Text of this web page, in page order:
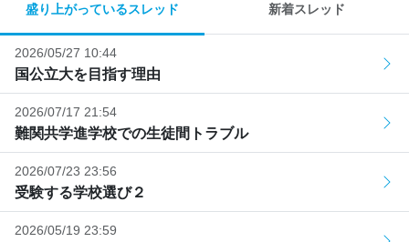
盛り上がっているスレッド 新着スレッド
2026/05/27 10:44
国公立大を目指す理由
2026/07/17 21:54
難関共学進学校での生徒間トラブル
2026/07/23 23:56
受験する学校選び２
2026/05/19 23:59